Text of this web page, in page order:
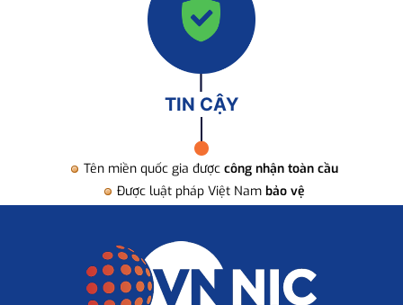
TIN CẬY
Tên miền quốc gia được công nhận toàn cầu
Được luật pháp Việt Nam bảo vệ